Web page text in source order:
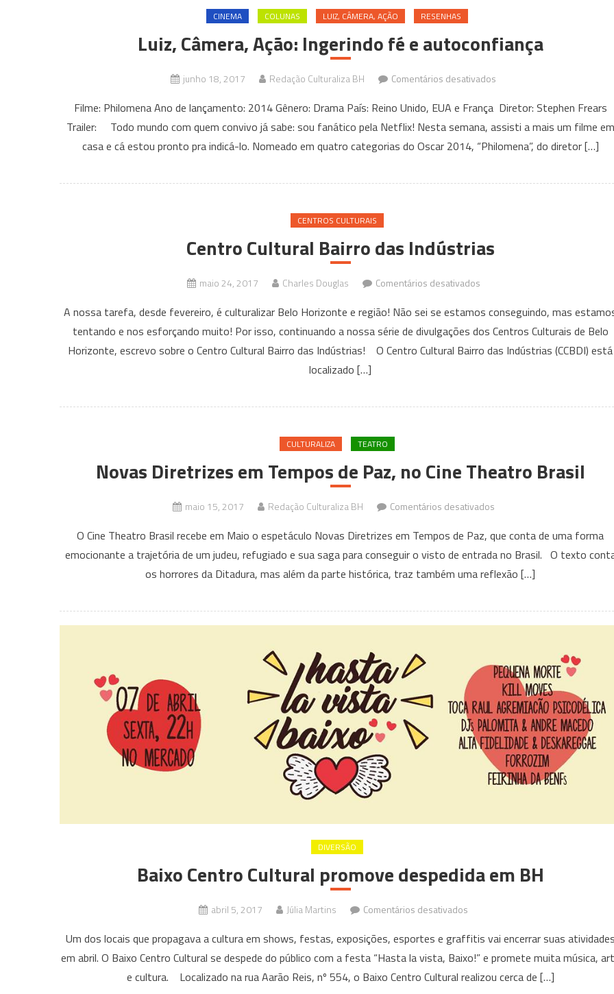
CINEMA COLUNAS LUIZ, CÂMERA, AÇÃO RESENHAS
Luiz, Câmera, Ação: Ingerindo fé e autoconfiança
junho 18, 2017 Redação Culturaliza BH Comentários desativados
Câmera,
Ação:
Ingerindo
e
Filme: Philomena Ano de lançamento: 2014 Gênero: Drama País: Reino Unido, EUA e França Diretor: Stephen Frears
Trailer: Todo mundo com quem convivo já sabe: sou fanático pela Netflix! Nesta semana, assisti a mais um filme em
casa e cá estou pronto pra indicá-lo. Nomeado em quatro categorias do Oscar 2014, “Philomena”, do diretor […]
CENTROS CULTURAIS
Centro Cultural Bairro das Indústrias
maio 24, 2017 Charles Douglas Comentários desativadosem
Cultural
Bairro
das
A nossa tarefa, desde fevereiro, é culturalizar Belo Horizonte e região! Não sei se estamos conseguindo, mas
tentando e nos esforçando muito! Por isso, continuando a nossa série de divulgações dos Centros Culturais de Belo
Horizonte, escrevo sobre o Centro Cultural Bairro das Indústrias! O Centro Cultural Bairro das Indústrias (CCBDI) está
localizado […]
CULTURALIZA TEATRO
Novas Diretrizes em Tempos de Paz, no Cine Theatro Brasil
maio 15, 2017 Redação Culturaliza BH Comentários desativadosem
Diretrizes
em
Tempos
Paz,
no
Brasil
O Cine Theatro Brasil recebe em Maio o espetáculo Novas Diretrizes em Tempos de Paz, que conta de uma forma
emocionante a trajetória de um judeu, refugiado e sua saga para conseguir o visto de entrada no Brasil. O texto
os horrores da Ditadura, mas além da parte histórica, traz também uma reflexão […]
DIVERSÃO
Baixo Centro Cultural promove despedida em BH
abril 5, 2017 Júlia Martins Comentários desativados
Centro
Cultural
promove
Um dos locais que propagava a cultura em shows, festas, exposições, esportes e graffitis vai encerrar suas
em abril. O Baixo Centro Cultural se despede do público com a festa “Hasta la vista, Baixo!” e promete muita música,
e cultura. Localizado na rua Aarão Reis, nº 554, o Baixo Centro Cultural realizou cerca de […]